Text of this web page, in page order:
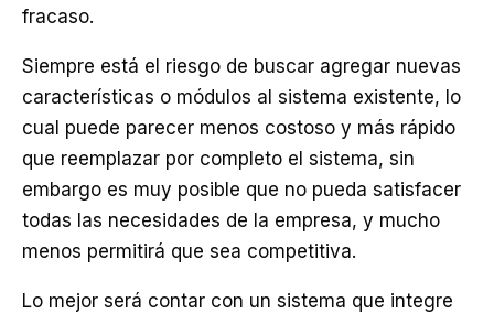
fracaso.
Siempre está el riesgo de buscar agregar nuevas
características o módulos al sistema existente, lo
cual puede parecer menos costoso y más rápido
que reemplazar por completo el sistema, sin
embargo es muy posible que no pueda satisfacer
todas las necesidades de la empresa, y mucho
menos permitirá que sea competitiva.
Lo mejor será contar con un sistema que integre